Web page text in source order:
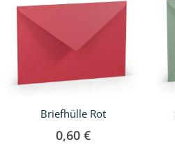
Briefhülle Rot
0,60 €